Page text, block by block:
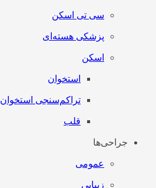
سی تی اسکن
پزشکی هسته‌ای
اسکن
استخوان
تراکم‌سنجی استخوان
قلب
جراحی‌ها
عمومی
زیبایی